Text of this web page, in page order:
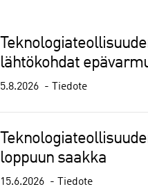
lähtökohdat
5.8.2026 Tiedote
loppuun saakka
15.6.2026 Tiedote